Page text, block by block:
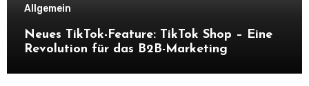
Allgemein
Neues TikTok-Feature: TikTok Shop – Eine
Revolution für das B2B-Marketing